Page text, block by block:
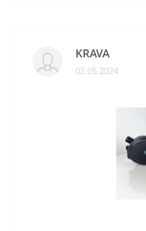
KRAVA
02.05.2024